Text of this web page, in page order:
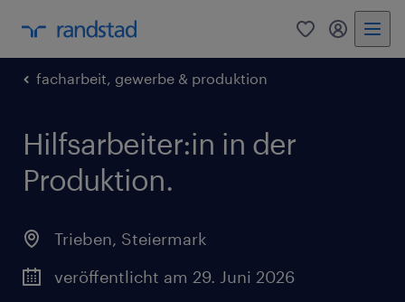
0 Mein
facharbeit, gewerbe & produktion
Hilfsarbeiter:in in der
Produktion.
Trieben, Steiermark
veröffentlicht am 29. Juni 2026